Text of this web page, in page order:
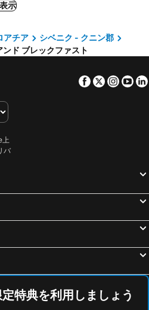
Kaprije, bed and breakfasts
Rogoznica, bed and breakfasts
示
アチア
シベニク - クニン郡
ド ブレックファスト
Facebook
Twitter
上
バ
特典を利用しましょう